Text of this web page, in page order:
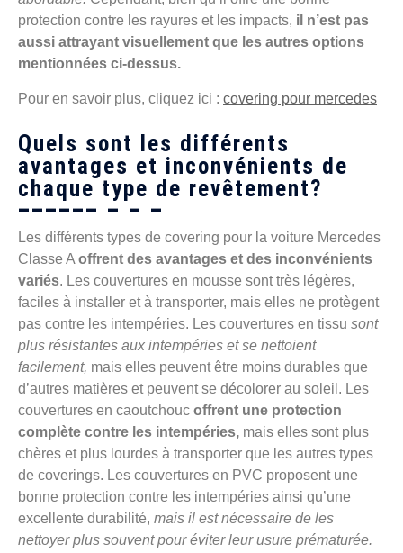
protection contre les rayures et les impacts, il n’est pas
aussi attrayant visuellement que les autres options
mentionnées ci-dessus.
Pour en savoir plus, cliquez ici : covering pour mercedes
Quels sont les différents
avantages et inconvénients de
chaque type de revêtement?
Les différents types de covering pour la voiture Mercedes
Classe A offrent des avantages et des inconvénients
variés. Les couvertures en mousse sont très légères,
faciles à installer et à transporter, mais elles ne protègent
pas contre les intempéries. Les couvertures en tissu sont
plus résistantes aux intempéries et se nettoient
facilement, mais elles peuvent être moins durables que
d’autres matières et peuvent se décolorer au soleil. Les
couvertures en caoutchouc offrent une protection
complète contre les intempéries, mais elles sont plus
chères et plus lourdes à transporter que les autres types
de coverings. Les couvertures en PVC proposent une
bonne protection contre les intempéries ainsi qu’une
excellente durabilité, mais il est nécessaire de les
nettoyer plus souvent pour éviter leur usure prématurée.